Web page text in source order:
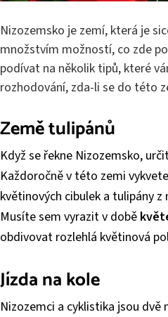
Nizozemsko je zemí, která je
množstvím možností, co zde
podívat na několik tipů, které
rozhodování, zda-li se do této
Země tulipánů
Když se řekne Nizozemsko,
Každoročně v této zemi
květinových cibulek a tulipány
Musíte sem vyrazit v době
obdivovat rozlehlá květinová
Jízda na kole
Nizozemci a cyklistika jsou dvě